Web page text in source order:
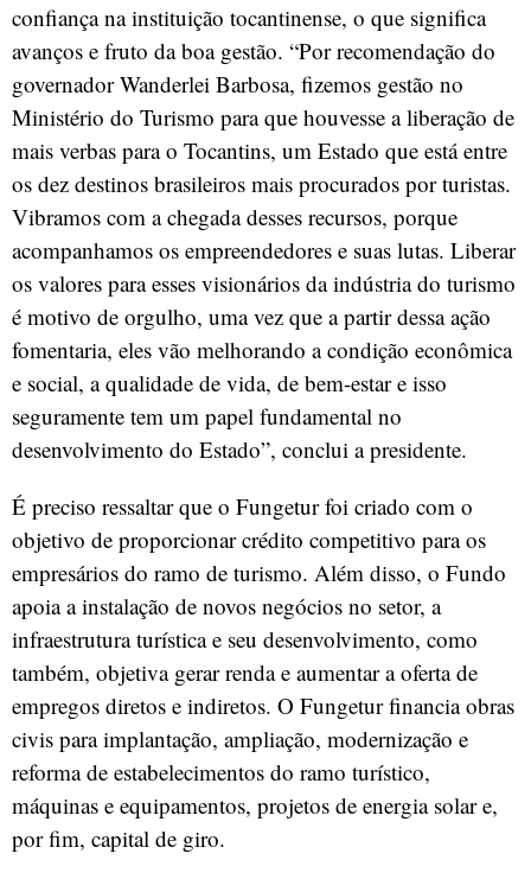
confiança na instituição tocantinense, o que significa
avanços e fruto da boa gestão. “Por recomendação do
governador Wanderlei Barbosa, fizemos gestão no
Ministério do Turismo para que houvesse a liberação de
mais verbas para o Tocantins, um Estado que está entre
os dez destinos brasileiros mais procurados por turistas.
Vibramos com a chegada desses recursos, porque
acompanhamos os empreendedores e suas lutas. Liberar
os valores para esses visionários da indústria do turismo
é motivo de orgulho, uma vez que a partir dessa ação
fomentaria, eles vão melhorando a condição econômica
e social, a qualidade de vida, de bem-estar e isso
seguramente tem um papel fundamental no
desenvolvimento do Estado”, conclui a presidente.
É preciso ressaltar que o Fungetur foi criado com o
objetivo de proporcionar crédito competitivo para os
empresários do ramo de turismo. Além disso, o Fundo
apoia a instalação de novos negócios no setor, a
infraestrutura turística e seu desenvolvimento, como
também, objetiva gerar renda e aumentar a oferta de
empregos diretos e indiretos. O Fungetur financia obras
civis para implantação, ampliação, modernização e
reforma de estabelecimentos do ramo turístico,
máquinas e equipamentos, projetos de energia solar e,
por fim, capital de giro.